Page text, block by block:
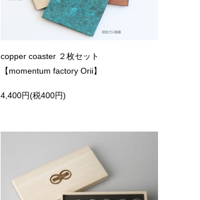
copper coaster ２枚セット
【momentum factory Orii】
4,400円(税400円)